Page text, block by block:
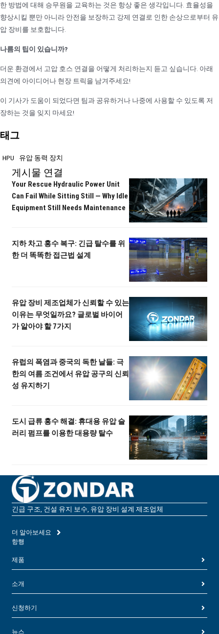
한 방법에 대해 승무원을 교육하는 것은 항상 좋은 생각입니다. 효율성을
향상시킬 뿐만 아니라 안전을 보장하고 강제 연결로 인한 손상으로부터 유
압 장비를 보호합니다.
나름의 팁이 있습니까?
더운 환경에서 고압 호스 연결을 어떻게 처리하는지 듣고 싶습니다. 아래
의견에 아이디어나 현장 트릭을 남겨주세요!
이 기사가 도움이 되었다면 팀과 공유하거나 나중에 사용할 수 있도록 저
장하는 것을 잊지 마세요!
태그
HPU 유압 동력 장치
게시물 연결
Your Rescue Hydraulic Power Unit
Can Fail While Sitting Still — Why Idle
Equipment Still Needs Maintenance
지하 차고 홍수 복구: 긴급 탈수를 위
한 더 똑똑한 접근법 설계
유압 장비 제조업체가 신뢰할 수 있는
이유는 무엇일까요? 글로벌 바이어
가 알아야 할 7가지
유럽의 폭염과 중국의 독한 날들: 극
한의 여름 조건에서 유압 공구의 신뢰
성 유지하기
도시 급류 홍수 해결: 휴대용 유압 슬
러리 펌프를 이용한 대용량 탈수
긴급 구조, 건설 유지 보수, 유압 장비 설계 제조업체
더 알아보세요
항행
제품
소개
신청하기
뉴스